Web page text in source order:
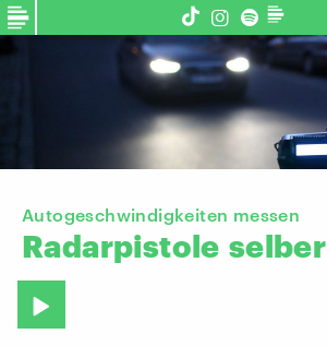
Autogeschwindigkeiten messen
Radarpistole selber